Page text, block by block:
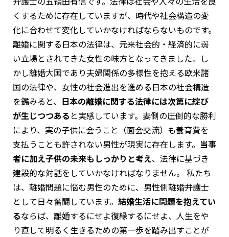
くするために存在していますが、時代や社会構造の変
化に合わせて変化していかなければならないものです。
離婚に関する日本の法律は、元来社会的・経済的に弱
い立場とされてきた女性の味方となってきました。し
かし離婚大国であり夫婦関係の多様性を抱える欧米諸
国の法律や、女性の社会進出を進める日本の社会構造
を鑑みると、 日本の離婚に関する法律には次第に綻び
が生じつつある と実感しています。妻側の圧倒的な勝利
により、実の子供に会うこと（面会交流）も養育費を
支払うことも許されない男性が現実に存在します。 当事
者に加え子供の未来もしっかりと考え、法律に基づき
建設的な対話をしていかなければなりません。 私たち
は、離婚問題に悩む男性のために、男性側離婚弁護士
として日々奮闘しています。 結婚生活に問題を抱えてい
るならば、離婚するにせよ復縁するにせよ、人生をや
り直して明るく生きるための第一歩を踏み出すことが